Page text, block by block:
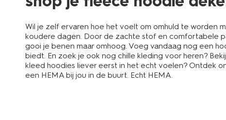
Wil je zelf ervaren hoe het voelt om omhuld te worden
koudere dagen. Door de zachte stof en comfortabele
gooi je benen maar omhoog. Voeg vandaag nog een
biedt. En zoek je ook nog chille kleding voor heren?
kleed hoodies liever eerst in het echt voelen? Ontdek
een HEMA bij jou in de buurt. Echt HEMA.